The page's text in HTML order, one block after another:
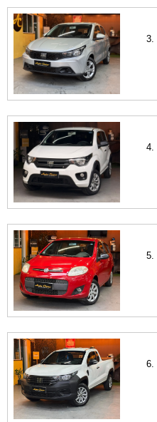
3.
4.
5.
6.